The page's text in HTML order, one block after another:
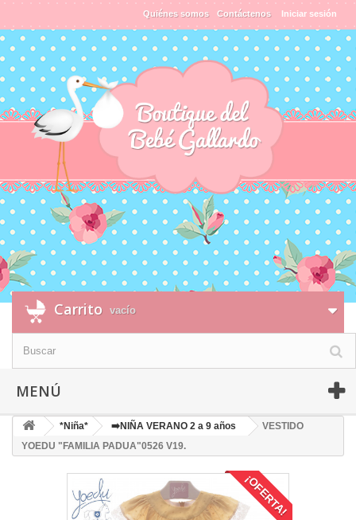
Iniciar sesión
Quiénes somos Contáctenos
Carrito vacío
MENÚ
*Niña* ➡️NIÑA VERANO 2 a 9 años
VESTIDO
YOEDU "FAMILIA PADUA"0526 V19.
¡OFERTA!